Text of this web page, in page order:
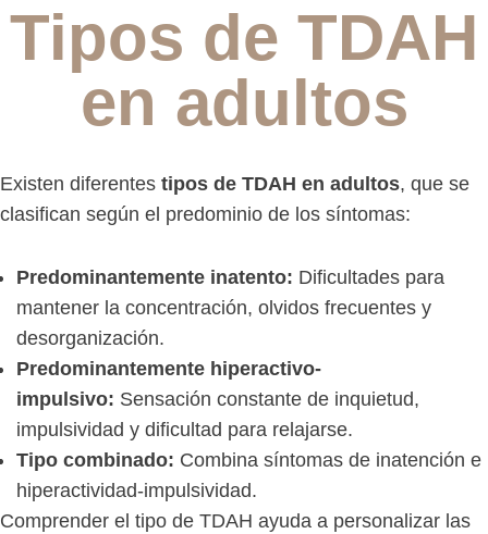
Tipos de TDAH
en adultos
Existen diferentes tipos de TDAH en adultos, que se
clasifican según el predominio de los síntomas:
Predominantemente inatento: Dificultades para
mantener la concentración, olvidos frecuentes y
desorganización.
Predominantemente hiperactivo-
impulsivo: Sensación constante de inquietud,
impulsividad y dificultad para relajarse.
Tipo combinado: Combina síntomas de inatención e
hiperactividad-impulsividad.
Comprender el tipo de TDAH ayuda a personalizar las